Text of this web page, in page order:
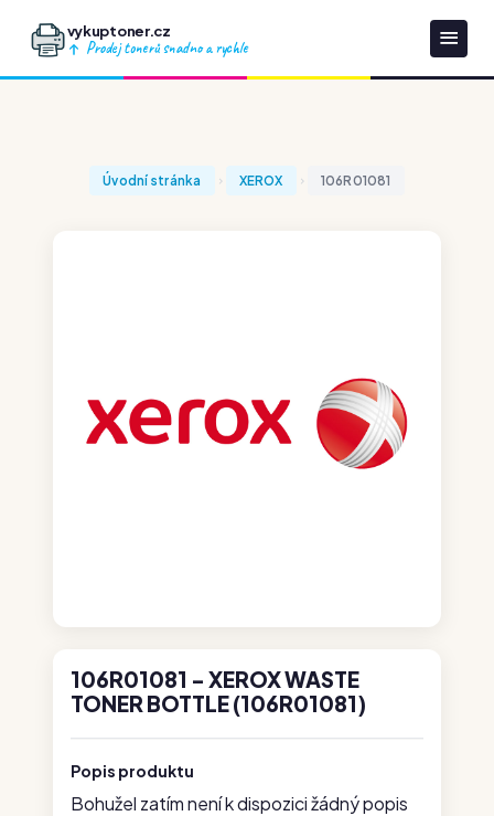
vykuptoner.cz
Prodej tonerů snadno a rychle
Úvodní stránka XEROX 106R01081
106R01081 - XEROX WASTE
TONER BOTTLE (106R01081)
Popis produktu
Bohužel zatím není k dispozici žádný popis